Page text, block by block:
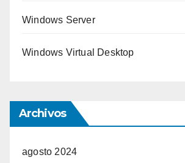
Windows Server
Windows Virtual Desktop
Archivos
agosto 2024